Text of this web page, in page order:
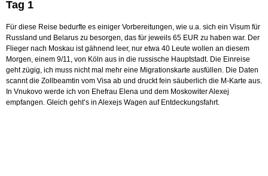
Tag 1
Für diese Reise bedurfte es einiger Vorbereitungen, wie u.a. sich ein Visum für
Russland und Belarus zu besorgen, das für jeweils 65 EUR zu haben war. Der
Flieger nach Moskau ist gähnend leer, nur etwa 40 Leute wollen an diesem
Morgen, einem 9/11, von Köln aus in die russische Hauptstadt. Die Einreise
geht zügig, ich muss nicht mal mehr eine Migrationskarte ausfüllen. Die Daten
scannt die Zollbeamtin vom Visa ab und druckt fein säuberlich die M-Karte aus.
In Vnukovo werde ich von Ehefrau Elena und dem Moskowiter Alexej
empfangen. Gleich geht’s in Alexejs Wagen auf Entdeckungsfahrt.